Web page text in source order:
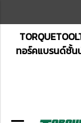
ทอร์คแบรนด์ชั้น